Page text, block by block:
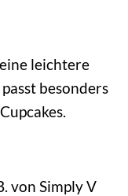
leichtere
besonders
von Simply V